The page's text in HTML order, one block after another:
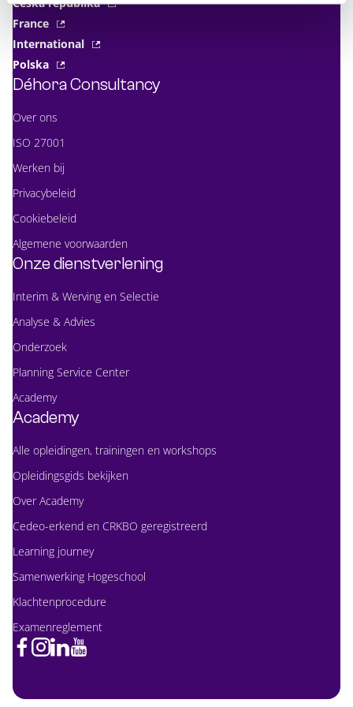
Česká republika
France
International
Polska
Déhora Consultancy
Over ons
ISO 27001
Werken bij
Privacybeleid
Cookiebeleid
Algemene voorwaarden
Onze dienstverlening
Interim & Werving en Selectie
Analyse & Advies
Onderzoek
Planning Service Center
Academy
Academy
Alle opleidingen, trainingen en workshops
Opleidingsgids bekijken
Over Academy
Cedeo-erkend en CRKBO geregistreerd
Learning journey
Samenwerking Hogeschool
Klachtenprocedure
Examenreglement